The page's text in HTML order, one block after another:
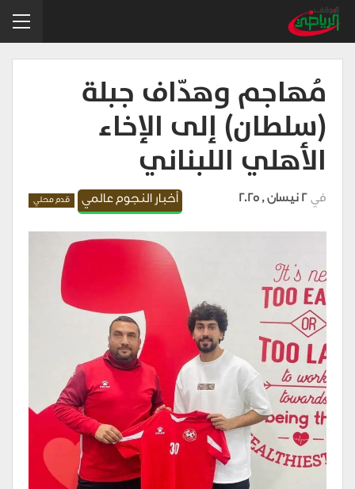
مُهاجم وهدّاف جبلة
(سلطان) إلى الإخاء
الأهلي اللبناني
أخبار النجوم عالمي قدم محلي في 2 نيسان , 2025